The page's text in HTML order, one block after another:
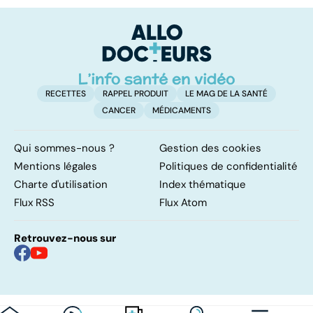
d'angine ?
RECETTES RAPPEL PRODUIT
LE MAG DE LA SANTÉ
CANCER
MÉDICAMENTS
Qui sommes-nous ?
Gestion des cookies
Mentions légales
Politiques de confidentialité
Charte d'utilisation
Index thématique
Flux RSS
Flux Atom
Retrouvez-nous sur